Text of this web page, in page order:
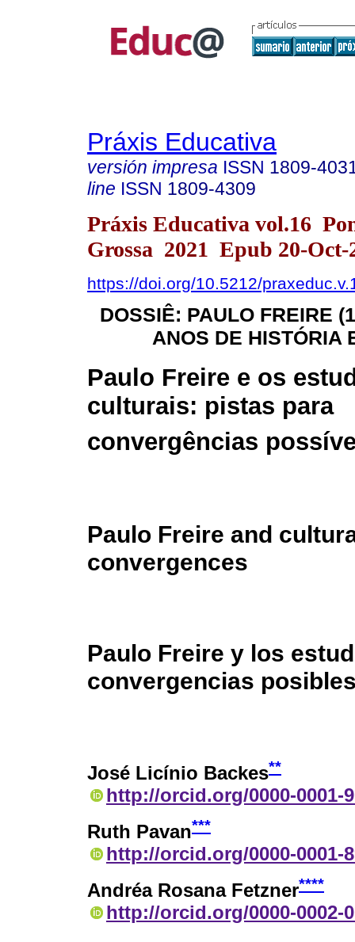
Práxis Educativa
versión impresa ISSN 1809-
line ISSN 1809-4309
Práxis Educativa vol.16
Grossa 2021 Epub 20-Oct-
https://doi.org/10.5212/
DOSSIÊ: PAULO FREIRE
ANOS DE HISTÓRIA
Paulo Freire e os
culturais: pistas para
convergências
Paulo Freire and
convergences
Paulo Freire y los
convergencias
José Licínio Backes**
http://orcid.org/0000-0001-
Ruth Pavan***
http://orcid.org/0000-0001-
Andréa Rosana Fetzner****
http://orcid.org/0000-0002-